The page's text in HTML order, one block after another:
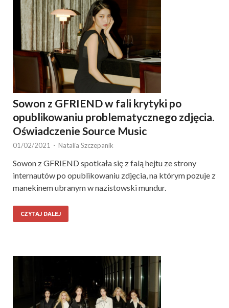
Sowon z GFRIEND w fali krytyki po
opublikowaniu problematycznego zdjęcia.
Oświadczenie Source Music
01/02/2021 - Natalia Szczepanik
Sowon z GFRIEND spotkała się z falą hejtu ze strony
internautów po opublikowaniu zdjęcia, na którym pozuje z
manekinem ubranym w nazistowski mundur.
CZYTAJ DALEJ